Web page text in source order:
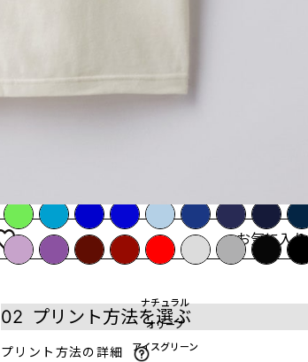
お気に入り
ナチュラル
オリーブ
アイスグリーン
4Stepでデザインをはじめよう！
02 プリント方法を選ぶ
プリント方法の詳細